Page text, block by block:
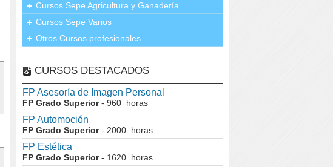
Cursos Sepe Agricultura y Ganadería
Cursos Sepe Varios
Otros Cursos profesionales
CURSOS DESTACADOS
FP Asesoría de Imagen Personal
FP Grado Superior- 960 horas
FP Automoción
FP Grado Superior- 2000 horas
FP Estética
FP Grado Superior- 1620 horas